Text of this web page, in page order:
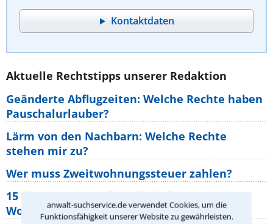
anwalt-suchservice.de verwendet Cookies, um die
Funktionsfähigkeit unserer Website zu gewährleisten.
Kontaktdaten
Aktuelle Rechtstipps unserer Redaktion
Geänderte Abflugzeiten: Welche Rechte haben
Pauschalurlauber?
Lärm von den Nachbarn: Welche Rechte
stehen mir zu?
Wer muss Zweitwohnungssteuer zahlen?
15 elementare Rechte, die jeder
Wohnungseigentümer kennen sollte